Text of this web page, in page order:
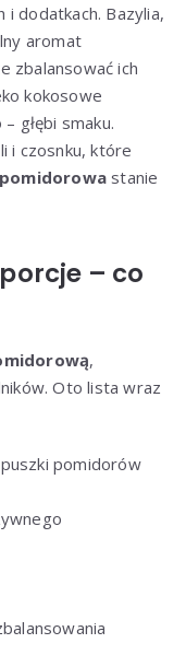
i dodatkach. Bazylia,
aromat
zbalansować ich
kokosowe
głębi smaku.
i czosnku, które
stanie
– co
,
Oto lista wraz
pomidorów